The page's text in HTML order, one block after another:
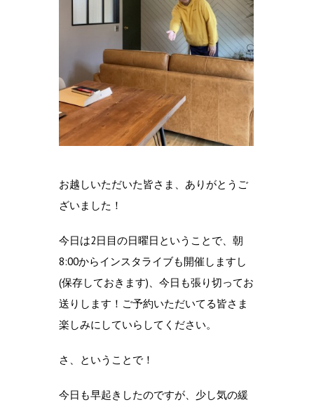
お越しいただいた皆さま、ありがとうご
ざいました！
今日は2日目の日曜日ということで、朝
8:00からインスタライブも開催しますし
(保存しておきます)、今日も張り切ってお
送りします！ご予約いただいてる皆さま
楽しみにしていらしてください。
さ、ということで！
今日も早起きしたのですが、少し気の緩